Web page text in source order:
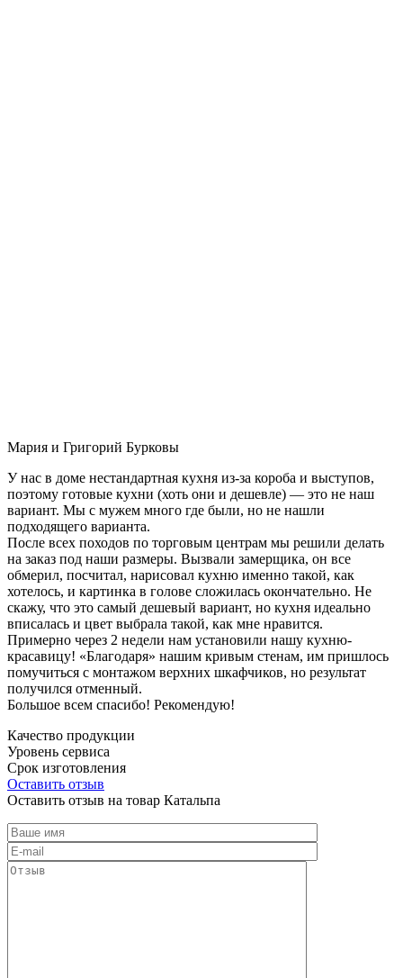
Мария и Григорий Бурковы
У нас в доме нестандартная кухня из-за короба и выступов,
поэтому готовые кухни (хоть они и дешевле) — это не наш
вариант. Мы с мужем много где были, но не нашли
подходящего варианта.
После всех походов по торговым центрам мы решили делать
на заказ под наши размеры. Вызвали замерщика, он все
обмерил, посчитал, нарисовал кухню именно такой, как
хотелось, и картинка в голове сложилась окончательно. Не
скажу, что это самый дешевый вариант, но кухня идеально
вписалась и цвет выбрала такой, как мне нравится.
Примерно через 2 недели нам установили нашу кухню-
красавицу! «Благодаря» нашим кривым стенам, им пришлось
помучиться с монтажом верхних шкафчиков, но результат
получился отменный.
Большое всем спасибо! Рекомендую!
Качество продукции
Уровень сервиса
Срок изготовления
Оставить отзыв
Оставить отзыв на товар Катальпа